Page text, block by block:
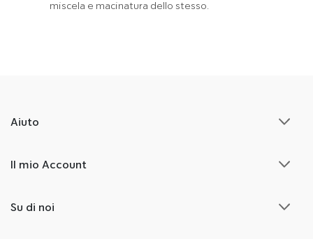
miscela e macinatura dello stesso.
Aiuto
Il mio Account
Su di noi